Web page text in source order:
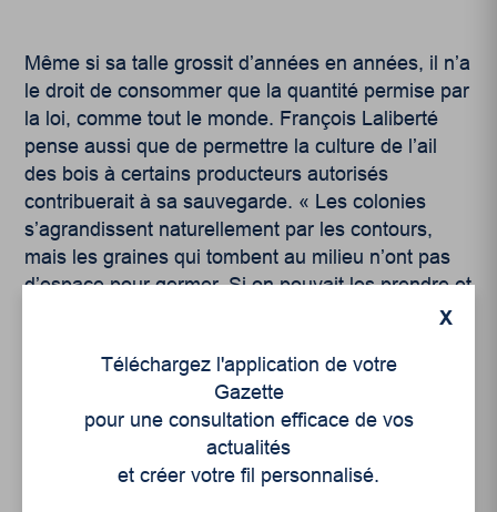
Même si sa talle grossit d’années en années, il n’a
le droit de consommer que la quantité permise par
la loi, comme tout le monde. François Laliberté
pense aussi que de permettre la culture de l’ail
des bois à certains producteurs autorisés
contribuerait à sa sauvegarde. « Les colonies
s’agrandissent naturellement par les contours,
mais les graines qui tombent au milieu n’ont pas
d’espace pour germer. Si on pouvait les prendre et
transiter des graines pour les semer est restreint
par la Loi. Au fil du temps, on a fini par limiter la
propagation de l’ail des bois. Cela nous semble
contraire à l’esprit de la Loi, telle qu’on l’a pensée
à l’origine. »
X
Téléchargez l'application de votre
Gazette
pour une consultation efficace de vos
actualités
et créer votre fil personnalisé.